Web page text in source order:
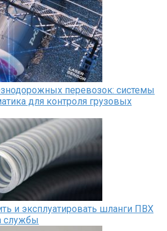
перевозок: системы
для контроля грузовых
и эксплуатировать шланги ПВХ
службы